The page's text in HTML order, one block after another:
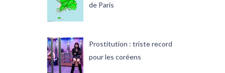
de Paris
Prostitution : triste record
pour les coréens